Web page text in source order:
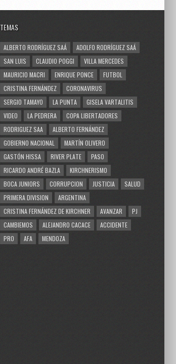
TEMAS
ALBERTO RODRÍGUEZ SAÁ
ADOLFO RODRÍGUEZ SAÁ
SAN LUIS
CLAUDIO POGGI
VILLA MERCEDES
MAURICIO MACRI
ENRIQUE PONCE
FUTBOL
CRISTINA FERNÁNDEZ
CORONAVIRUS
SERGIO TAMAYO
LA PUNTA
GISELA VARTALITIS
VIDEO
LA PEDRERA
COPA LIBERTADORES
RODRIGUEZ SAA
ALBERTO FERNÁNDEZ
GOBIERNO NACIONAL
MARTÍN OLIVERO
GASTÓN HISSA
RIVER PLATE
PASO
RICARDO ANDRÉ BAZLA
KIRCHNERISMO
BOCA JUNIORS
CORRUPCION JUSTICIA
SALUD
PRIMERA DIVISION
ARGENTINA
CRISTINA FERNÁNDEZ DE KIRCHNER
AVANZAR
PJ
CAMBIEMOS
ALEJANDRO CACACE
ACCIDENTE
PRO
AFA MENDOZA